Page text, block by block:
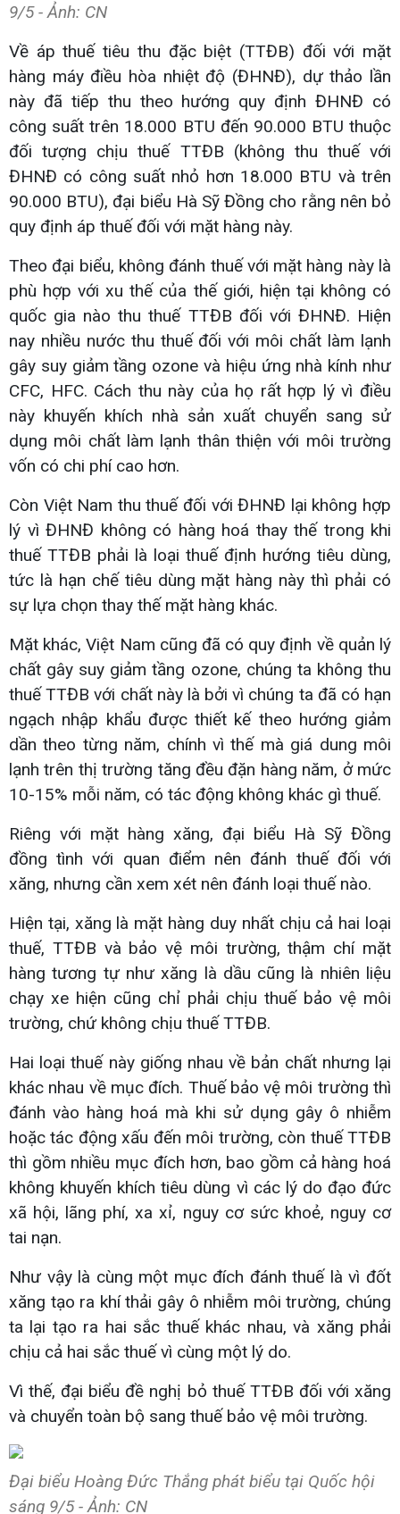
9/5 - Ảnh: CN
Về áp thuế tiêu thu đặc biệt (TTĐB) đối với mặt
hàng máy điều hòa nhiệt độ (ĐHNĐ), dự thảo lần
này đã tiếp thu theo hướng quy định ĐHNĐ có
công suất trên 18.000 BTU đến 90.000 BTU thuộc
đối tượng chịu thuế TTĐB (không thu thuế với
ĐHNĐ có công suất nhỏ hơn 18.000 BTU và trên
90.000 BTU), đại biểu Hà Sỹ Đồng cho rằng nên bỏ
quy định áp thuế đối với mặt hàng này.
Theo đại biểu, không đánh thuế với mặt hàng này là
phù hợp với xu thế của thế giới, hiện tại không có
quốc gia nào thu thuế TTĐB đối với ĐHNĐ. Hiện
nay nhiều nước thu thuế đối với môi chất làm lạnh
gây suy giảm tầng ozone và hiệu ứng nhà kính như
CFC, HFC. Cách thu này của họ rất hợp lý vì điều
này khuyến khích nhà sản xuất chuyển sang sử
dụng môi chất làm lạnh thân thiện với môi trường
vốn có chi phí cao hơn.
Còn Việt Nam thu thuế đối với ĐHNĐ lại không hợp
lý vì ĐHNĐ không có hàng hoá thay thế trong khi
thuế TTĐB phải là loại thuế định hướng tiêu dùng,
tức là hạn chế tiêu dùng mặt hàng này thì phải có
sự lựa chọn thay thế mặt hàng khác.
Mặt khác, Việt Nam cũng đã có quy định về quản lý
chất gây suy giảm tầng ozone, chúng ta không thu
thuế TTĐB với chất này là bởi vì chúng ta đã có hạn
ngạch nhập khẩu được thiết kế theo hướng giảm
dần theo từng năm, chính vì thế mà giá dung môi
lạnh trên thị trường tăng đều đặn hàng năm, ở mức
10-15% mỗi năm, có tác động không khác gì thuế.
Riêng với mặt hàng xăng, đại biểu Hà Sỹ Đồng
đồng tình với quan điểm nên đánh thuế đối với
xăng, nhưng cần xem xét nên đánh loại thuế nào.
Hiện tại, xăng là mặt hàng duy nhất chịu cả hai loại
thuế, TTĐB và bảo vệ môi trường, thậm chí mặt
hàng tương tự như xăng là dầu cũng là nhiên liệu
chạy xe hiện cũng chỉ phải chịu thuế bảo vệ môi
trường, chứ không chịu thuế TTĐB.
Hai loại thuế này giống nhau về bản chất nhưng lại
khác nhau về mục đích. Thuế bảo vệ môi trường thì
đánh vào hàng hoá mà khi sử dụng gây ô nhiễm
hoặc tác động xấu đến môi trường, còn thuế TTĐB
thì gồm nhiều mục đích hơn, bao gồm cả hàng hoá
không khuyến khích tiêu dùng vì các lý do đạo đức
xã hội, lãng phí, xa xỉ, nguy cơ sức khoẻ, nguy cơ
tai nạn.
Như vậy là cùng một mục đích đánh thuế là vì đốt
xăng tạo ra khí thải gây ô nhiễm môi trường, chúng
ta lại tạo ra hai sắc thuế khác nhau, và xăng phải
chịu cả hai sắc thuế vì cùng một lý do.
Vì thế, đại biểu đề nghị bỏ thuế TTĐB đối với xăng
và chuyển toàn bộ sang thuế bảo vệ môi trường.
Đại biểu Hoàng Đức Thắng phát biểu tại Quốc hội
sáng 9/5 - Ảnh: CN